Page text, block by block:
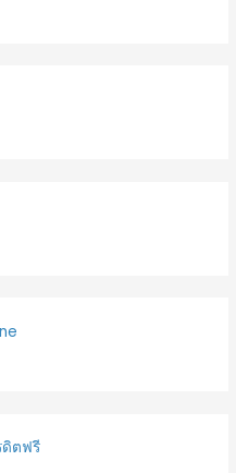
ดิตฟรี